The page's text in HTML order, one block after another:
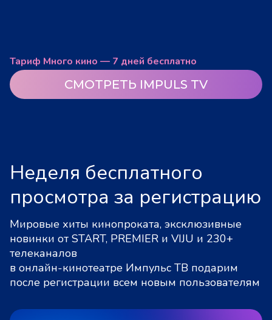
Тариф Много кино — 7 дней бесплатно
СМОТРЕТЬ IMPULS TV
Неделя бесплатного
просмотра за регистрацию
Мировые хиты кинопроката, эксклюзивные
новинки от START, PREMIER и VIJU и 230+
телеканалов
в онлайн-кинотеатре Импульс ТВ подарим
после регистрации всем новым пользователям